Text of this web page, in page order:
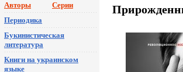
Авторы
Серии
Периодика
Букинистическая
литература
Книги на украинском
языке